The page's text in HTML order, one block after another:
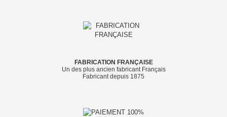
FABRICATION FRANÇAISE
Un des plus ancien fabricant Français
Fabricant depuis 1875